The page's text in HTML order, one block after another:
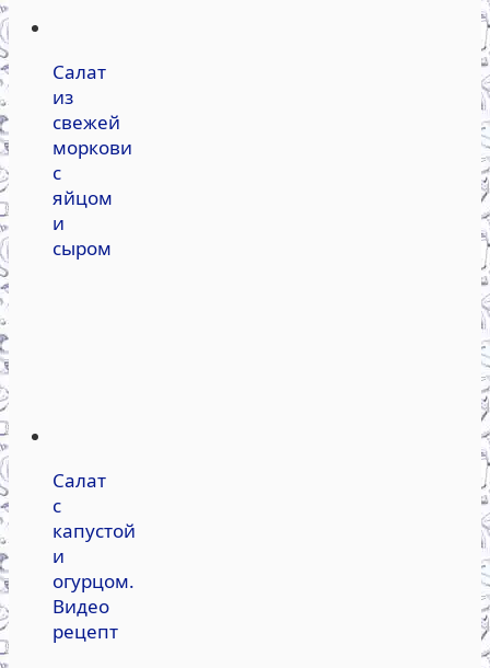
Салат
из
свежей
моркови
с
яйцом
и
сыром
Салат
с
капустой
и
огурцом.
Видео
рецепт